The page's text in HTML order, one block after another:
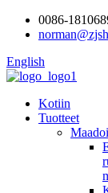
0086-
English
Kotiin
Tuotteet